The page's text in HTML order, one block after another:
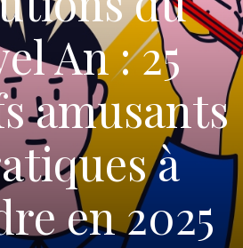
An : 25
amusants
à
en 2025